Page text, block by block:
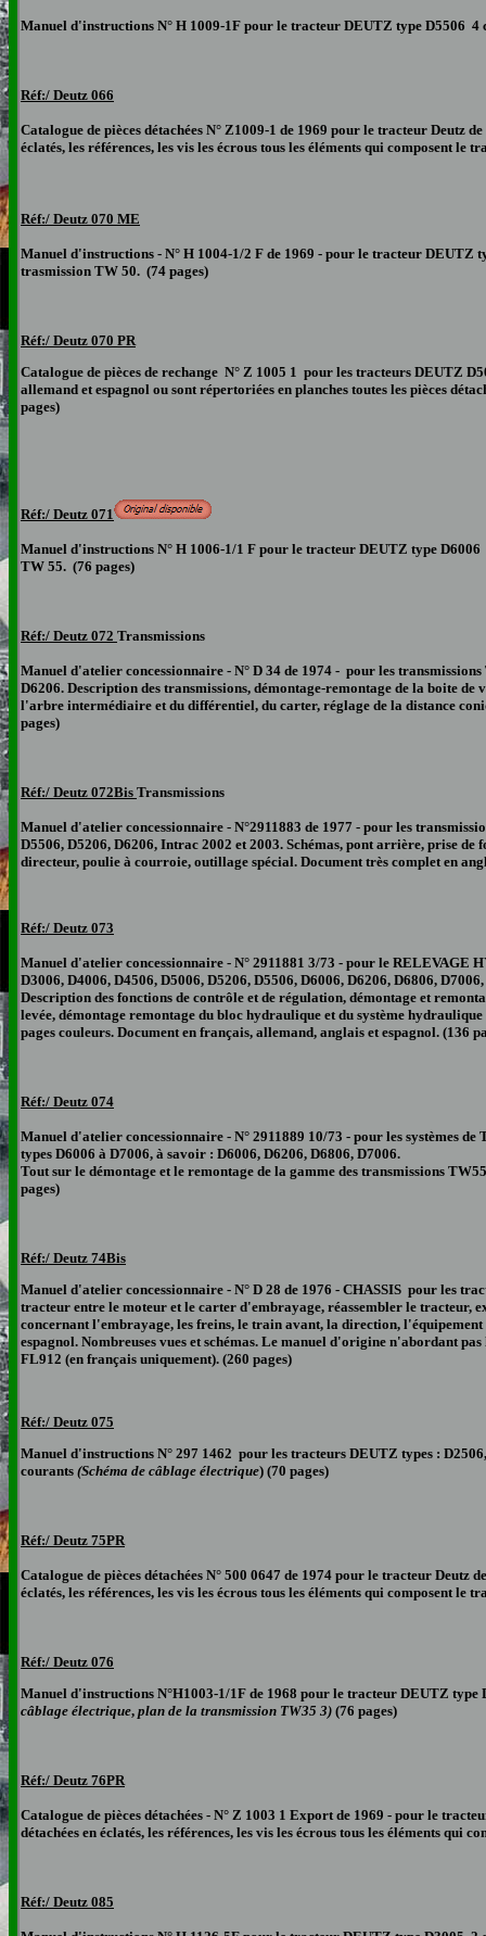
Manuel d'instructions N° H 1009-1F pour le tracteur DEUTZ type D5506
Réf:/ Deutz 066
Catalogue de pièces détachées N° Z1009-1 de 1969 pour le tracteur Deutz
éclatés, les références, les vis les écrous tous les éléments qui composent le
Réf:/ Deutz 070 ME
Manuel d'instructions - N° H 1004-1/2 F de 1969 - pour le tracteur DEUTZ
trasmission TW 50. (74 pages)
Réf:/ Deutz 070 PR
Catalogue de pièces de rechange N° Z 1005 1 pour les tracteurs DEUTZ
allemand et espagnol ou sont répertoriées en planches toutes les pièces
pages)
Réf:/ Deutz 071
Manuel d'instructions N° H 1006-1/1 F pour le tracteur DEUTZ type
TW 55. (76 pages)
Réf:/ Deutz 072 Transmissions
Manuel d'atelier concessionnaire - N° D 34 de 1974 - pour les transmissions
D6206. Description des transmissions, démontage-remontage de la boite
l'arbre intermédiaire et du différentiel, du carter, réglage de la distance
pages)
Réf:/ Deutz 072Bis Transmissions
Manuel d'atelier concessionnaire - N°2911883 de 1977 - pour les
D5506, D5206, D6206, Intrac 2002 et 2003. Schémas, pont arrière, prise
directeur, poulie à courroie, outillage spécial. Document très complet en
Réf:/ Deutz 073
Manuel d'atelier concessionnaire - N° 2911881 3/73 - pour le RELEVAGE
D3006, D4006, D4506, D5006, D5206, D5506, D6006, D6206, D6806,
Description des fonctions de contrôle et de régulation, démontage et
levée, démontage remontage du bloc hydraulique et du système
pages couleurs. Document en français, allemand, anglais et espagnol. (136
Réf:/ Deutz 074
Manuel d'atelier concessionnaire - N° 2911889 10/73 - pour les systèmes
types D6006 à D7006, à savoir : D6006, D6206, D6806, D7006.
Tout sur le démontage et le remontage de la gamme des transmissions
pages)
Réf:/ Deutz 74Bis
Manuel d'atelier concessionnaire - N° D 28 de 1976 - CHASSIS pour les
tracteur entre le moteur et le carter d'embrayage, réassembler le tracteur,
concernant l'embrayage, les freins, le train avant, la direction,
espagnol. Nombreuses vues et schémas. Le manuel d'origine n'abordant
FL912 (en français uniquement). (260 pages)
Réf:/ Deutz 075
Manuel d'instructions N° 297 1462 pour les tracteurs DEUTZ types :
courants (Schéma de câblage électrique) (70 pages)
Réf:/ Deutz 75PR
Catalogue de pièces détachées N° 500 0647 de 1974 pour le tracteur Deutz
éclatés, les références, les vis les écrous tous les éléments qui composent le
Réf:/ Deutz 076
Manuel d'instructions N°H1003-1/1F de 1968 pour le tracteur DEUTZ
câblage électrique, plan de la transmission TW35 3) (76 pages)
Réf:/ Deutz 76PR
Catalogue de pièces détachées - N° Z 1003 1 Export de 1969 - pour le
détachées en éclatés, les références, les vis les écrous tous les éléments qui
Réf:/ Deutz 085